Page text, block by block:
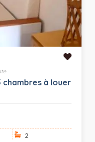
à louer
2